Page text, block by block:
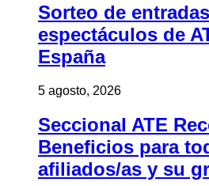
Sorteo de
espectáculos de
España
5 agosto, 2026
Seccional ATE
Beneficios para
afiliados/as y su